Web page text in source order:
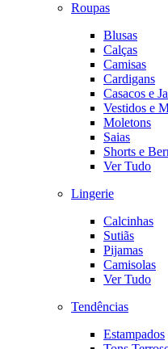
Roupas
Blusas
Calças
Camisas
Cardigans
Casacos e
Vestidos e
Moletons
Saias
Shorts e
Ver Tudo
Lingerie
Calcinhas
Sutiãs
Pijamas
Camisolas
Ver Tudo
Tendências
Estampados